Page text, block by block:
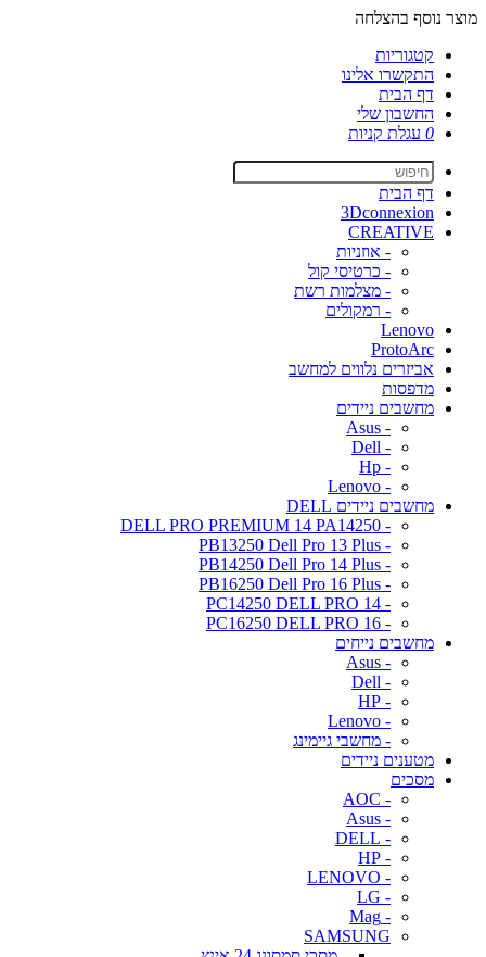
מוצר נוסף בהצלחה
קטגוריות
התקשרו אלינו
דף הבית
החשבון שלי
0 עגלת קניות
דף הבית
3Dconnexion
CREATIVE
- אוזניות
- כרטיסי קול
- מצלמות רשת
- רמקולים
Lenovo
ProtoArc
אביזרים נלווים למחשב
מדפסות
מחשבים ניידים
- Asus
- Dell
- Hp
- Lenovo
מחשבים ניידים DELL
- DELL PRO PREMIUM 14 PA14250
- PB13250 Dell Pro 13 Plus
- PB14250 Dell Pro 14 Plus
- PB16250 Dell Pro 16 Plus
- PC14250 DELL PRO 14
- PC16250 DELL PRO 16
מחשבים נייחים
- Asus
- Dell
- HP
- Lenovo
- מחשבי גיימינג
מטענים ניידים
מסכים
- AOC
- Asus
- DELL
- HP
- LENOVO
- LG
- Mag
SAMSUNG